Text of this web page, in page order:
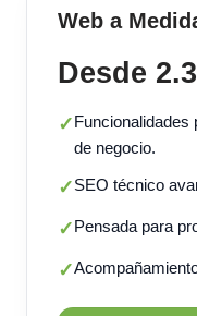
Web a
Desde
✓Funcionalidades
de negocio.
✓SEO técnico
✓Pensada para
✓